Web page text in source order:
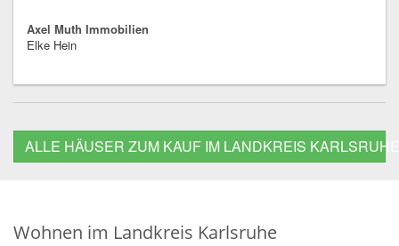
Axel Muth Immobilien
Elke Hein
ALLE HÄUSER ZUM KAUF IM LANDKREIS KARLSRUHE
Wohnen im Landkreis Karlsruhe